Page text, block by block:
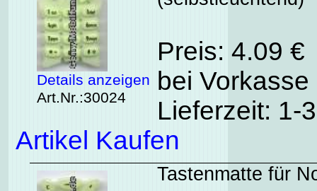
Details anzeigen
Art.Nr.:30024
Preis: 4.09
bei
Lieferzeit: 1-
Artikel Kaufen
Tastenmatte für